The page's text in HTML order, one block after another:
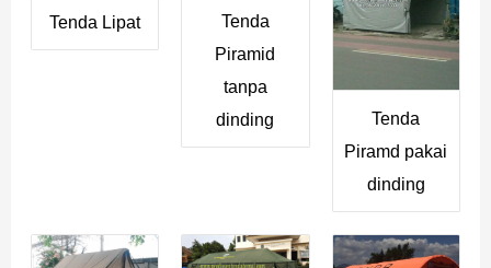
Tenda Lipat
Tenda
Piramid
tanpa
dinding
Tenda
Piramd pakai
dinding